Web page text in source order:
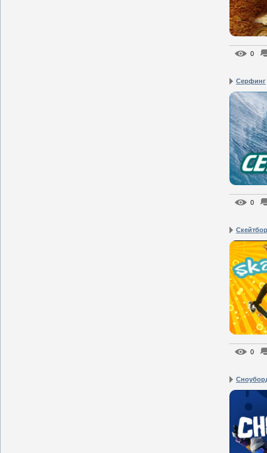
0
Серфинг
0
0